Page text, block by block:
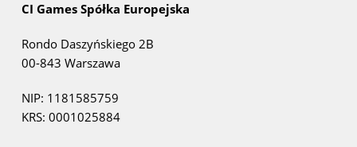
CI Games Spółka Europejska
Rondo Daszyńskiego 2B
00-843 Warszawa
NIP: 1181585759
KRS: 0001025884